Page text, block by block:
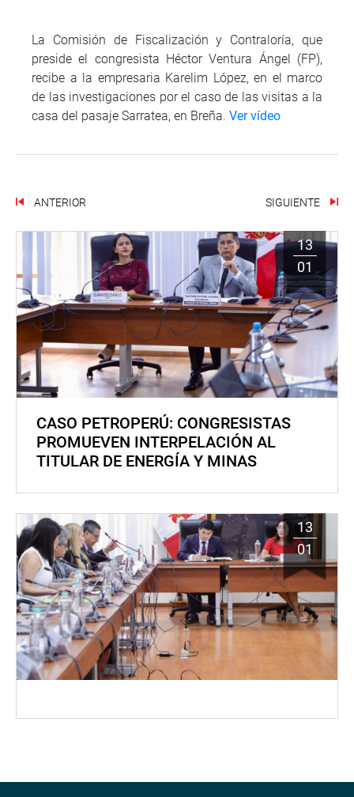
La Comisión de Fiscalización y Contraloría, que
preside el congresista Héctor Ventura Ángel (FP),
recibe a la empresaria Karelim López, en el marco
de las investigaciones por el caso de las visitas a la
casa del pasaje Sarratea, en Breña. Ver vídeo
ANTERIOR SIGUIENTE
13
01
CASO PETROPERÚ: CONGRESISTAS
PROMUEVEN INTERPELACIÓN AL
TITULAR DE ENERGÍA Y MINAS
13
01